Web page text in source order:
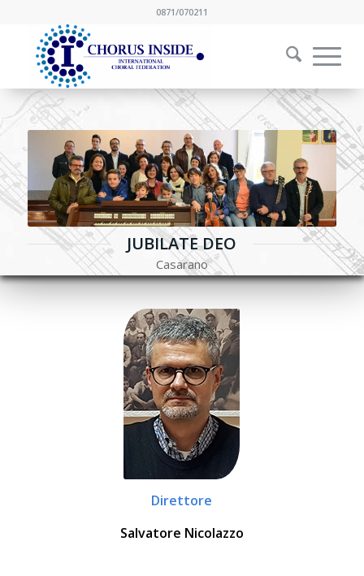
0871/070211
JUBILATE DEO
Casarano
Direttore
Salvatore Nicolazzo